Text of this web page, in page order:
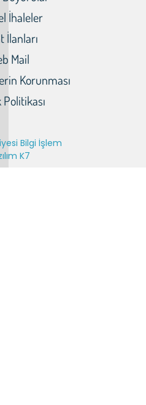
İhaleler
İlanları
Mail
Korunması
Bilgi İşlem
K7